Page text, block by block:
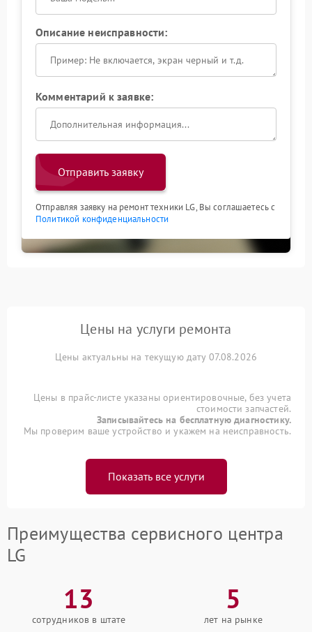
Описание неисправности:
Комментарий к заявке:
Отправить заявку
Отправляя заявку на ремонт техники LG, Вы соглашаетесь с
Политикой конфиденциальности
Цены на услуги ремонта
Цены актуальны на текущую дату 07.08.2026
Цены в прайс-листе указаны ориентировочные, без учета
стоимости запчастей.
Записывайтесь на бесплатную диагностику.
Мы проверим ваше устройство и укажем на неисправность.
Показать все услуги
Преимущества сервисного центра
LG
13
сотрудников в штате
5
лет на рынке